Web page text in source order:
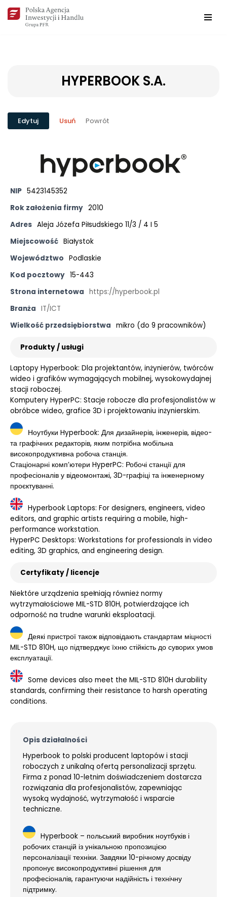
Przejdź
HYPERBOOK S.A.
Edytuj Usuń Powrót
NIP 5423145352
Rok założenia firmy 2010
Adres Aleja Józefa Piłsudskiego 11/3 / 4 I 5
Miejscowość Białystok
Województwo Podlaskie
Kod pocztowy 15-443
Strona internetowa https://hyperbook.pl
Branża IT/ICT
Wielkość przedsiębiorstwa mikro (do 9 pracowników)
Produkty / usługi
Laptopy Hyperbook: Dla projektantów, inżynierów, twórców
wideo i grafików wymagających mobilnej, wysokowydajnej
stacji roboczej.
Komputery HyperPC: Stacje robocze dla profesjonalistów w
obróbce wideo, grafice 3D i projektowaniu inżynierskim.
Ноутбуки Hyperbook: Для дизайнерів, інженерів, відео-
та графічних редакторів, яким потрібна мобільна
високопродуктивна робоча станція.
Стаціонарні комп’ютери HyperPC: Робочі станції для
професіоналів у відеомонтажі, 3D-графіці та інженерному
проєктуванні.
Hyperbook Laptops: For designers, engineers, video
editors, and graphic artists requiring a mobile, high-
performance workstation.
HyperPC Desktops: Workstations for professionals in video
editing, 3D graphics, and engineering design.
Certyfikaty / licencje
Niektóre urządzenia spełniają również normy
wytrzymałościowe MIL-STD 810H, potwierdzające ich
odporność na trudne warunki eksploatacji.
Деякі пристрої також відповідають стандартам міцності
MIL-STD 810H, що підтверджує їхню стійкість до суворих умов
експлуатації.
Some devices also meet the MIL-STD 810H durability
standards, confirming their resistance to harsh operating
conditions.
Opis działalności
Hyperbook to polski producent laptopów i stacji
roboczych z unikalną ofertą personalizacji sprzętu.
Firma z ponad 10-letnim doświadczeniem dostarcza
rozwiązania dla profesjonalistów, zapewniając
wysoką wydajność, wytrzymałość i wsparcie
techniczne.
Hyperbook – польський виробник ноутбуків і
робочих станцій із унікальною пропозицією
персоналізації техніки. Завдяки 10-річному досвіду
пропонує високопродуктивні рішення для
професіоналів, гарантуючи надійність і технічну
підтримку.